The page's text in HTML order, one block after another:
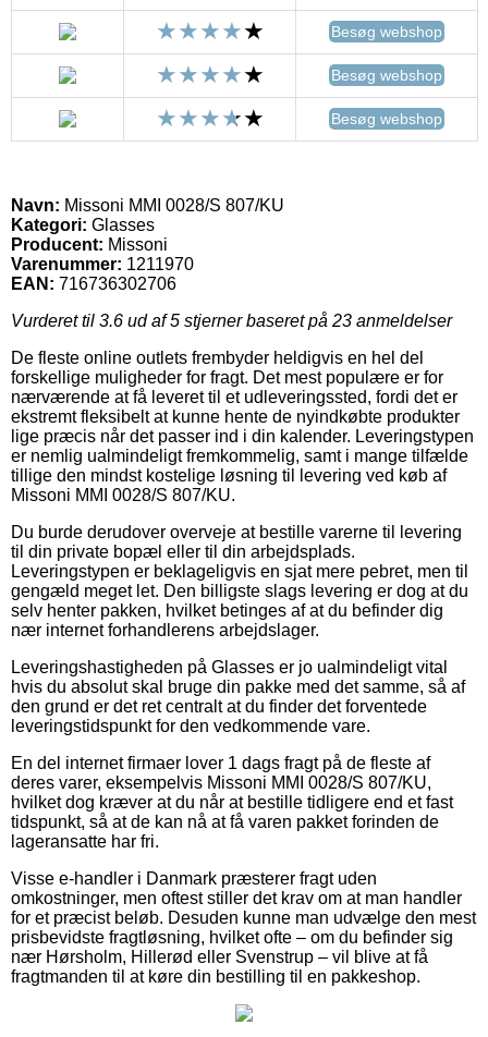
Besøg webshop
Besøg webshop
Besøg webshop
Navn: Missoni MMI 0028/S 807/KU
Kategori: Glasses
Producent: Missoni
Varenummer: 1211970
EAN: 716736302706
Vurderet til 3.6 ud af 5 stjerner baseret på 23 anmeldelser
De fleste online outlets frembyder heldigvis en hel del
forskellige muligheder for fragt. Det mest populære er for
nærværende at få leveret til et udleveringssted, fordi det er
ekstremt fleksibelt at kunne hente de nyindkøbte produkter
lige præcis når det passer ind i din kalender. Leveringstypen
er nemlig ualmindeligt fremkommelig, samt i mange tilfælde
tillige den mindst kostelige løsning til levering ved køb af
Missoni MMI 0028/S 807/KU.
Du burde derudover overveje at bestille varerne til levering
til din private bopæl eller til din arbejdsplads.
Leveringstypen er beklageligvis en sjat mere pebret, men til
gengæld meget let. Den billigste slags levering er dog at du
selv henter pakken, hvilket betinges af at du befinder dig
nær internet forhandlerens arbejdslager.
Leveringshastigheden på Glasses er jo ualmindeligt vital
hvis du absolut skal bruge din pakke med det samme, så af
den grund er det ret centralt at du finder det forventede
leveringstidspunkt for den vedkommende vare.
En del internet firmaer lover 1 dags fragt på de fleste af
deres varer, eksempelvis Missoni MMI 0028/S 807/KU,
hvilket dog kræver at du når at bestille tidligere end et fast
tidspunkt, så at de kan nå at få varen pakket forinden de
lageransatte har fri.
Visse e-handler i Danmark præsterer fragt uden
omkostninger, men oftest stiller det krav om at man handler
for et præcist beløb. Desuden kunne man udvælge den mest
prisbevidste fragtløsning, hvilket ofte – om du befinder sig
nær Hørsholm, Hillerød eller Svenstrup – vil blive at få
fragtmanden til at køre din bestilling til en pakkeshop.